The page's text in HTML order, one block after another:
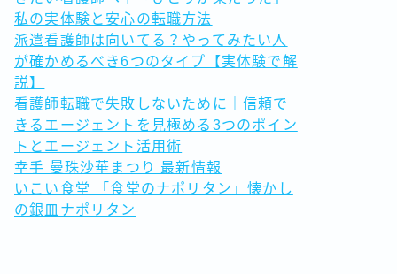
私の実体験と安心の転職方法
派遣看護師は向いてる？やってみたい人
が確かめるべき6つのタイプ【実体験で解
説】
看護師転職で失敗しないために｜信頼で
きるエージェントを見極める3つのポイン
トとエージェント活用術
幸手 曼珠沙華まつり 最新情報
いこい食堂 「食堂のナポリタン」懐かし
の銀皿ナポリタン